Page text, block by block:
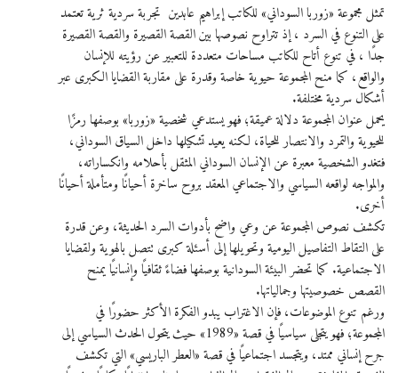
تمثل مجموعة «زوربا السوداني» للكاتب إبراهيم عابدين تجربة سردية ثرية تعتمد
على التنوع في السرد ، إذ تتراوح نصوصها بين القصة القصيرة والقصة القصيرة
جدًا ، في تنوع أتاح للكاتب مساحات متعددة للتعبير عن رؤيته للإنسان
والواقع، كما منح المجموعة حيوية خاصة وقدرة على مقاربة القضايا الكبرى عبر
أشكال سردية مختلفة.
يحمل عنوان المجموعة دلالة عميقة؛ فهو يستدعي شخصية «زوربا» بوصفها رمزًا
للحيوية والتمرد والانتصار للحياة، لكنه يعيد تشكيلها داخل السياق السوداني،
فتغدو الشخصية معبرة عن الإنسان السوداني المثقل بأحلامه وانكساراته،
والمواجه لواقعه السياسي والاجتماعي المعقد بروح ساخرة أحيانًا ومتأملة أحيانًا
أخرى.
تكشف نصوص المجموعة عن وعي واضح بأدوات السرد الحديثة، وعن قدرة
على التقاط التفاصيل اليومية وتحويلها إلى أسئلة كبرى تتصل بالهوية ولقضايا
الاجتماعية. كما تحضر البيئة السودانية بوصفها فضاءً ثقافيًا وإنسانيًا يمنح
القصص خصوصيتها وجمالياتها.
ورغم تنوع الموضوعات، فإن الاغتراب يبدو الفكرة الأكثر حضورًا في
المجموعة؛ فهو يتجلى سياسيًا في قصة «1989» حيث يتحول الحدث السياسي إلى
جرح إنساني ممتد، ويتجسد اجتماعيًا في قصة «العطر الباريسي» التي تكشف